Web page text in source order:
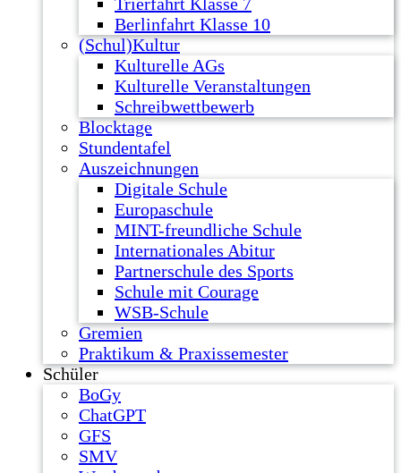
Berlinfahrt Klasse 10
(Schul)Kultur
Kulturelle AGs
Kulturelle Veranstaltungen
Schreibwettbewerb
Blocktage
Stundentafel
Auszeichnungen
Digitale Schule
Europaschule
MINT-freundliche Schule
Internationales Abitur
Partnerschule des Sports
Schule mit Courage
WSB-Schule
Gremien
Praktikum & Praxissemester
Schüler
BoGy
ChatGPT
GFS
SMV